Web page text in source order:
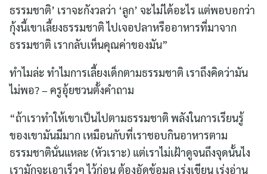
ธรรมชาติ’ เราจะกังวลว่า ‘ลูก’ จะไม่ได้อะไร แต่พอบอกว่า
กุ้งนี้เขาเลี้ยงธรรมชาติ ไปเจอปลาหรืออาหารที่มาจาก
ธรรมชาติ เรากลับเห็นคุณค่าของมัน”
ทำไมล่ะ ทำไมการเลี้ยงเด็กตามธรรมชาติ เราถึงคิดว่ามัน
ไม่พอ? – ครูอุ้ยชวนตั้งคำถาม
“ถ้าเราทำให้เขาเป็นไปตามธรรมชาติ พลังในการเรียนรู้
ของเขามันมีมาก เหมือนกับที่เราชอบกินอาหารตาม
ธรรมชาตินั่นแหละ (หัวเราะ) แต่เราไม่เฝ้าดูจนถึงจุดนั้นไง
เรามักจะเอาเร็วๆ ไว้ก่อน ต้องอัดข้อมูล เร่งเขียน เร่งอ่าน